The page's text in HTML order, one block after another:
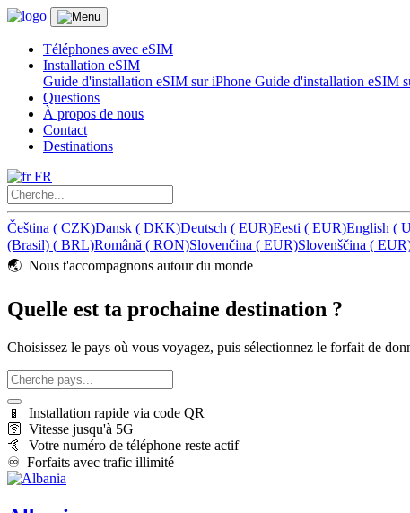
Téléphones avec eSIM
Installation eSIM
Guide d'installation eSIM sur iPhone Guide d'installation eSIM
Questions
À propos de nous
Contact
Destinations
FR
Čeština ( CZK)Dansk ( DKK)Deutsch ( EUR)Eesti ( EUR)English (
(Brasil) ( BRL)Română ( RON)Slovenčina ( EUR)Slovenščina (
🌏️ Nous t'accompagnons autour du monde
Quelle est ta prochaine destination ?
Choisissez le pays où vous voyagez, puis sélectionnez le forfait de
📱️ Installation rapide via code QR
🛜️ Vitesse jusqu'à 5G
🤙 Votre numéro de téléphone reste actif
♾️️ Forfaits avec trafic illimité